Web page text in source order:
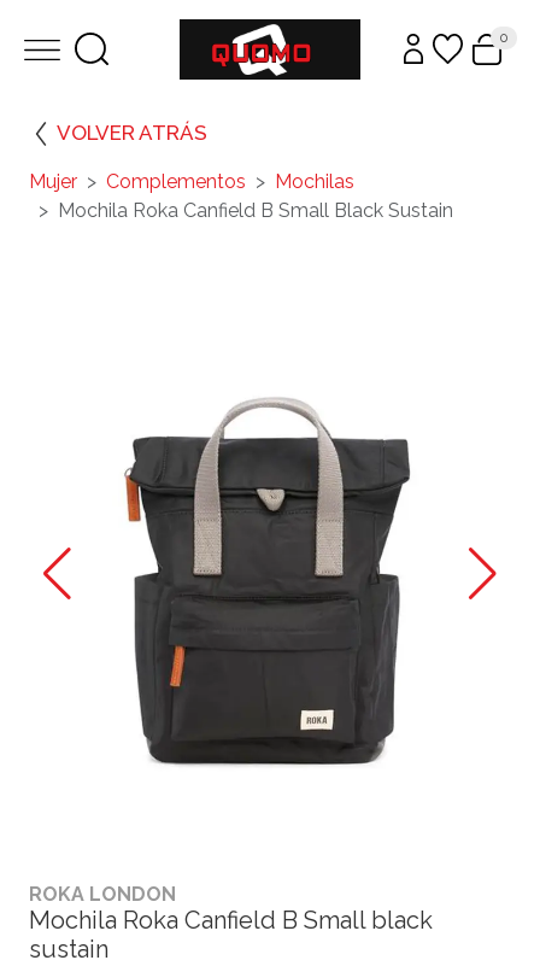
0
VOLVER ATRÁS
Mujer Complementos
Mochilas
Mochila Roka Canfield B Small Black Sustain
ROKA LONDON
Mochila Roka Canfield B Small black
sustain